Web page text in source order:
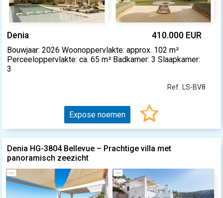
Denia 410.000 EUR
Bouwjaar: 2026 Woonoppervlakte: approx. 102 m²
Perceeloppervlakte: ca. 65 m² Badkamer: 3 Slaapkamer:
3
Ref. LS-BV8
Expose noemen
Denia HG-3804 Bellevue – Prachtige villa met
panoramisch zeezicht